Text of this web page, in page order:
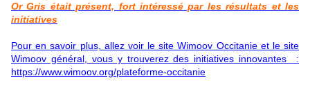
Or Gris était présent, fort intéressé par les résultats et les
initiatives
Pour en savoir plus, allez voir le site Wimoov Occitanie et le site
Wimoov général, vous y trouverez des initiatives innovantes :
https://www.wimoov.org/plateforme-occitanie